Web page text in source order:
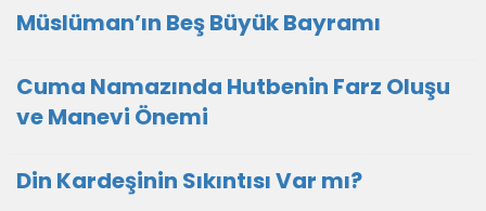
Müslüman’ın Beş Büyük Bayramı
Cuma Namazında Hutbenin Farz Oluşu
ve Manevi Önemi
Din Kardeşinin Sıkıntısı Var mı?